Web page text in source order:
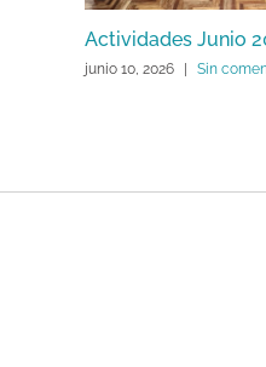
Actividades Junio
junio 10, 2026 Sin